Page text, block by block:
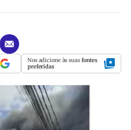
Nos adicione às suas fontes
preferidas